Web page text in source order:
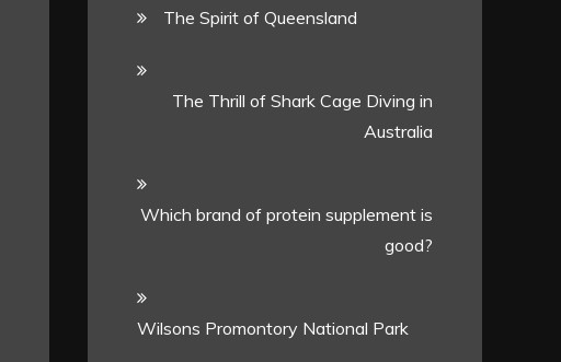
The Spirit of Queensland
The Thrill of Shark Cage Diving in
Australia
Which brand of protein supplement is
good?
Wilsons Promontory National Park